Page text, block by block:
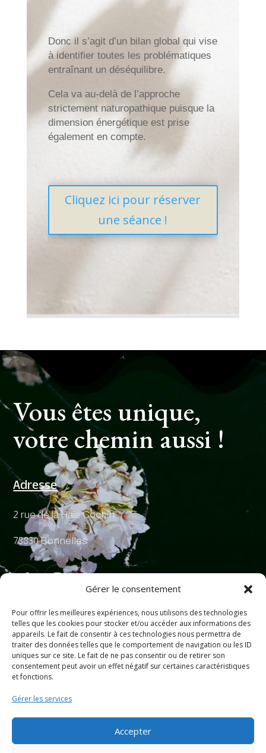
Gérer le consentement
Pour offrir les meilleures expériences, nous utilisons des technologies
telles que les cookies pour stocker et/ou accéder aux informations des
appareils. Le fait de consentir à ces technologies nous permettra de
traiter des données telles que le comportement de navigation ou les ID
uniques sur ce site. Le fait de ne pas consentir ou de retirer son
consentement peut avoir un effet négatif sur certaines caractéristiques
et fonctions.
Gérer les services
Accepter
Donc il s’agit d’un bilan global qui vise
à identifier toutes les problématiques
entraînant un déséquilibre.
Cela va au-delà de l’approche
strictement naturopathique puisque la
dimension énergétique est prise
également en compte.
Cliquez ici pour réserver
une séance !
Vous êtes unique,
votre chemin aussi !
Adresse
2 rue de la Haie Cochin,
78830 Bonnelles
Me Contacter
erika@surmonchemindelumiere.fr